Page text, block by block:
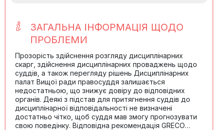
ЗАГАЛЬНА ІНФОРМАЦІЯ ЩОДО
ПРОБЛЕМИ
Прозорість здійснення розгляду дисциплінарних
скарг, здійснення дисциплінарних проваджень щодо
суддів, а також перегляду рішень Дисциплінарних
палат Вищої ради правосуддя залишається
недостатньою, що знижує довіру до відповідних
органів. Деякі з підстав для притягнення суддів до
дисциплінарної відповідальності не визначені
достатньо чітко, щоб суддя мав змогу прогнозувати
свою поведінку. Відповідна рекомендація GRECO